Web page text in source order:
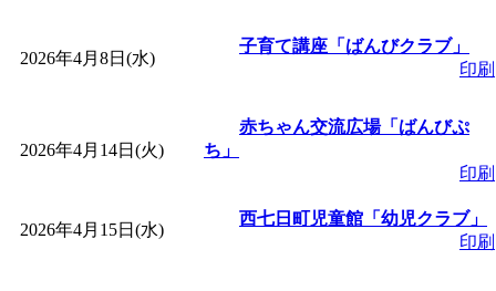
「子育て講座「ばん
2026/07/10～2026/08/
子育て交流広場「
間：2026/07/13～
2026年4月8日(水)
子育て講座「ばんびクラブ」
印刷
2026年4月14日(火)
赤ちゃん交流広場「ばんびぷ
ち」
印刷
2026年4月15日(水)
西七日町児童館「幼児クラブ」
印刷